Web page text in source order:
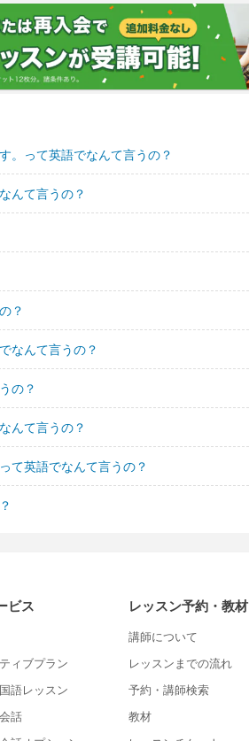
。って英語でなんて言うの？
んて言うの？
？
なんて言うの？
の？
んて言うの？
て英語でなんて言うの？
ビス
ィブプラン
語レッスン
話
レッスン予約・教材
講師について
レッスンまでの流れ
予約・講師検索
教材